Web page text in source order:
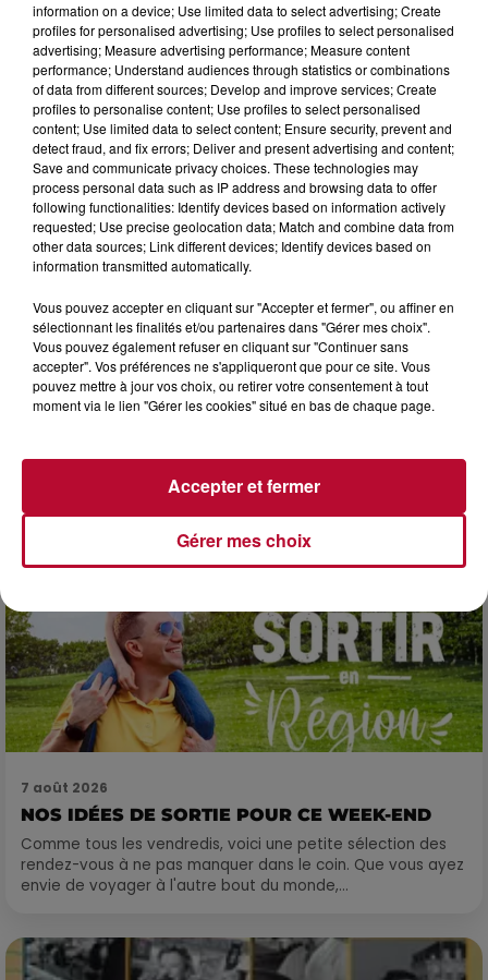
7h51
OCCITANIE : CET ÉTÉ, LA CRÉATION S'EXPOSE
DANS LES ATELIERS D'ARTISANS
Marre des plages bondées et des visites au pas de charge
? La Chambre de Métiers et de l’Artisanat Occitanie
7 août 2026
NOS IDÉES DE SORTIE POUR CE WEEK-END
Comme tous les vendredis, voici une petite sélection des
rendez-vous à ne pas manquer dans le coin. Que vous ayez
envie de voyager à l'autre bout du monde,...
information on a device; Use limited data to select advertising; Create
profiles for personalised advertising; Use profiles to select personalised
advertising; Measure advertising performance; Measure content
performance; Understand audiences through statistics or combinations
of data from different sources; Develop and improve services; Create
profiles to personalise content; Use profiles to select personalised
content; Use limited data to select content; Ensure security, prevent and
detect fraud, and fix errors; Deliver and present advertising and content;
Save and communicate privacy choices. These technologies may
process personal data such as IP address and browsing data to offer
following functionalities: Identify devices based on information actively
requested; Use precise geolocation data; Match and combine data from
other data sources; Link different devices; Identify devices based on
information transmitted automatically.
Vous pouvez accepter en cliquant sur "Accepter et fermer", ou affiner en
sélectionnant les finalités et/ou partenaires dans "Gérer mes choix".
Vous pouvez également refuser en cliquant sur "Continuer sans
accepter". Vos préférences ne s'appliqueront que pour ce site. Vous
pouvez mettre à jour vos choix, ou retirer votre consentement à tout
moment via le lien "Gérer les cookies" situé en bas de chaque page.
Gérer mes choix
Accepter et fermer